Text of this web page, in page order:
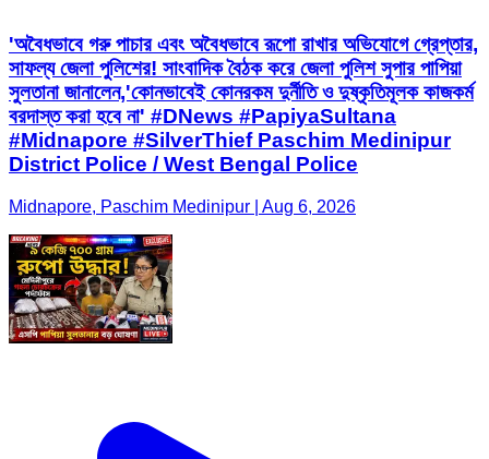
'অবৈধভাবে গরু পাচার এবং অবৈধভাবে রূপো রাখার অভিযোগে গ্রেপ্তার,
সাফল্য জেলা পুলিশের! সাংবাদিক বৈঠক করে জেলা পুলিশ সুপার পাপিয়া
সুলতানা জানালেন,'কোনভাবেই কোনরকম দুর্নীতি ও দুষ্কৃতিমূলক কাজকর্ম
বরদাস্ত করা হবে না' #DNews #PapiyaSultana
#Midnapore #SilverThief Paschim Medinipur
District Police / West Bengal Police
Midnapore, Paschim Medinipur | Aug 6, 2026